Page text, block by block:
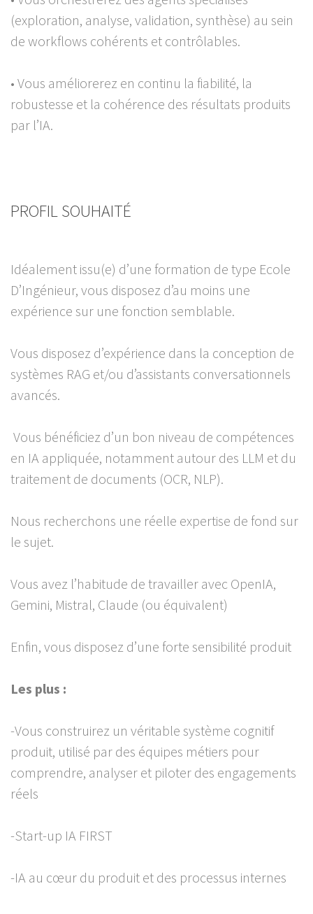
(exploration, analyse, validation, synthèse) au sein
de workflows cohérents et contrôlables.
• Vous améliorerez en continu la fiabilité, la
robustesse et la cohérence des résultats produits
par l’IA.
PROFIL SOUHAITÉ
Idéalement issu(e) d’une formation de type Ecole
D’Ingénieur, vous disposez d’au moins une
expérience sur une fonction semblable.
Vous disposez d’expérience dans la conception de
systèmes RAG et/ou d’assistants conversationnels
avancés.
Vous bénéficiez d’un bon niveau de compétences
en IA appliquée, notamment autour des LLM et du
traitement de documents (OCR, NLP).
Nous recherchons une réelle expertise de fond sur
le sujet.
Vous avez l’habitude de travailler avec OpenIA,
Gemini, Mistral, Claude (ou équivalent)
Enfin, vous disposez d’une forte sensibilité produit
Les plus :
-Vous construirez un véritable système cognitif
produit, utilisé par des équipes métiers pour
comprendre, analyser et piloter des engagements
réels
-Start-up IA FIRST
-IA au cœur du produit et des processus internes